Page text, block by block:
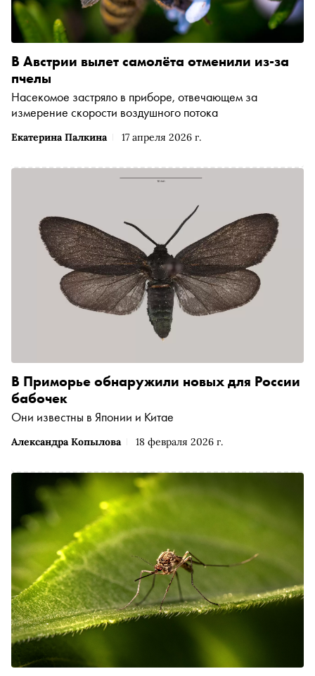
Екатерина Палкина 17 апреля 2026 г.
В Австрии вылет самолёта отменили из-за
пчелы
Насекомое застряло в приборе, отвечающем за
измерение скорости воздушного потока
Александра Копылова 18 февраля 2026 г.
В Приморье обнаружили новых для России
бабочек
Они известны в Японии и Китае